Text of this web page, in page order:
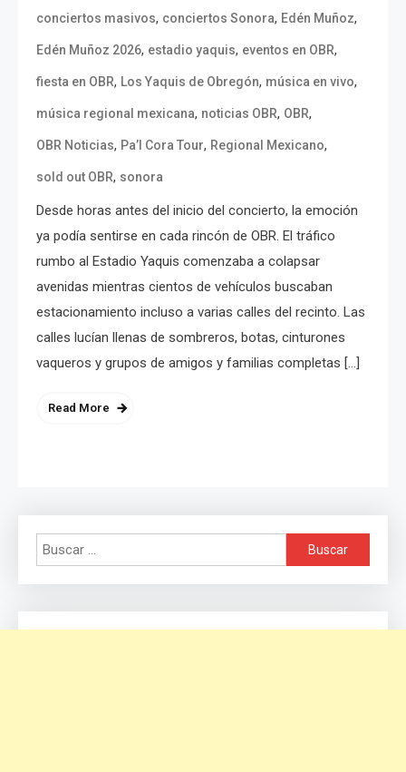
conciertos masivos, conciertos Sonora, Edén Muñoz,
Edén Muñoz 2026, estadio yaquis, eventos en OBR,
fiesta en OBR, Los Yaquis de Obregón, música en vivo,
música regional mexicana, noticias OBR, OBR,
OBR Noticias, Pa’l Cora Tour, Regional Mexicano,
sold out OBR, sonora
Desde horas antes del inicio del concierto, la emoción
ya podía sentirse en cada rincón de OBR. El tráfico
rumbo al Estadio Yaquis comenzaba a colapsar
avenidas mientras cientos de vehículos buscaban
estacionamiento incluso a varias calles del recinto. Las
calles lucían llenas de sombreros, botas, cinturones
vaqueros y grupos de amigos y familias completas […]
Read More
Buscar: